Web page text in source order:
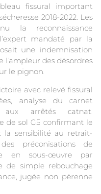
fissural important
2018-2022. Les
la reconnaissance
mandaté par la
une indemnisation
des désordres
le pignon.
avec relevé fissural
analyse du carnet
arrêtés catnat.
de sol G5 confirmant le
la sensibilité au retrait-
préconisations de
en sous-œuvre par
de simple rebouchage
jugée non pérenne